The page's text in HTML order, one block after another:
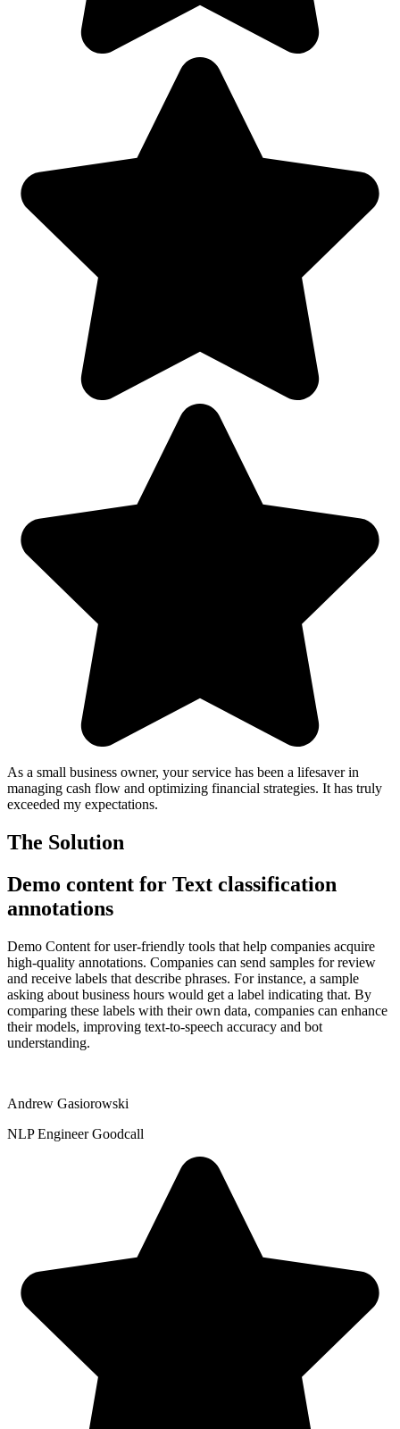
As a small business owner, your service has been a lifesaver in
managing cash flow and optimizing financial strategies. It has truly
exceeded my expectations.
The Solution
Demo content for Text classification
annotations
Demo Content for user-friendly tools that help companies acquire
high-quality annotations. Companies can send samples for review
and receive labels that describe phrases. For instance, a sample
asking about business hours would get a label indicating that. By
comparing these labels with their own data, companies can enhance
their models, improving text-to-speech accuracy and bot
understanding.
Andrew Gasiorowski
NLP Engineer Goodcall